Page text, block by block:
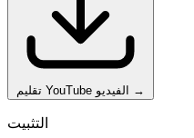
→
التثبيت